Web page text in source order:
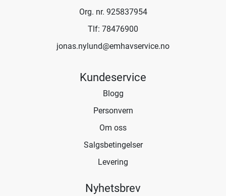
Org. nr. 925837954
Tlf: 78476900
jonas.nylund@emhavservice.no
Kundeservice
Blogg
Personvern
Om oss
Salgsbetingelser
Levering
Nyhetsbrev